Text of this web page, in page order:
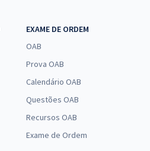
EXAME DE ORDEM
OAB
Prova OAB
Calendário OAB
Questões OAB
Recursos OAB
Exame de Ordem